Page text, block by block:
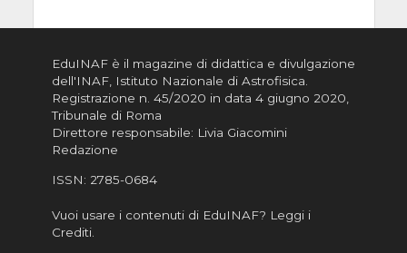
EduINAF è il magazine di didattica e divulgazione
dell'INAF, Istituto Nazionale di Astrofisica.
Registrazione n. 45/2020 in data 4 giugno 2020,
Tribunale di Roma
Direttore responsabile: Livia Giacomini
Redazione
ISSN: 2785-0684
Vuoi usare i contenuti di EduINAF? Leggi i
Crediti.